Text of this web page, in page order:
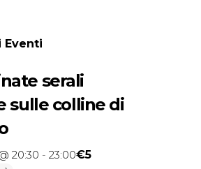
Eventi
serali
sulle colline di
20:30 - 23:00€5